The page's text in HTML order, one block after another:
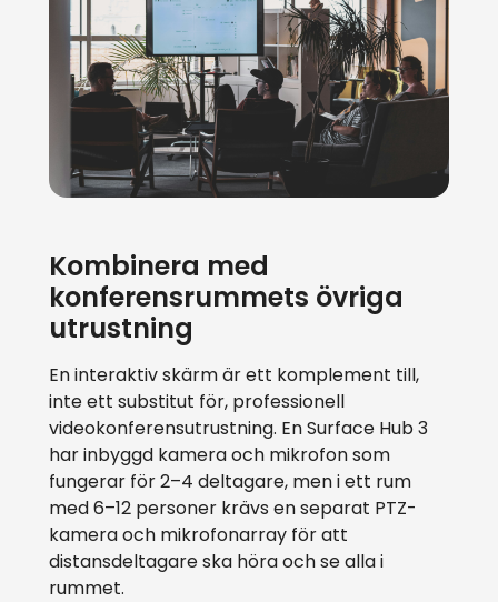
Kombinera med
konferensrummets övriga
utrustning
En interaktiv skärm är ett komplement till,
inte ett substitut för, professionell
videokonferensutrustning. En Surface Hub 3
har inbyggd kamera och mikrofon som
fungerar för 2–4 deltagare, men i ett rum
med 6–12 personer krävs en separat PTZ-
kamera och mikrofonarray för att
distansdeltagare ska höra och se alla i
rummet.